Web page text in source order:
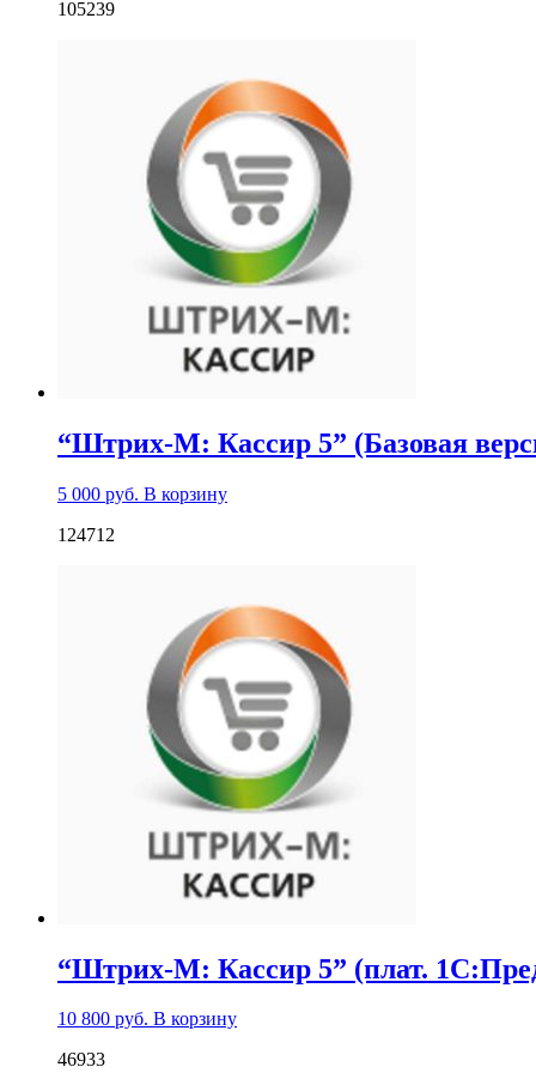
105239
“Штрих-М: Кассир 5” (Базовая
5 000 руб. В корзину
124712
“Штрих-М: Кассир 5” (плат.
10 800 руб. В корзину
46933